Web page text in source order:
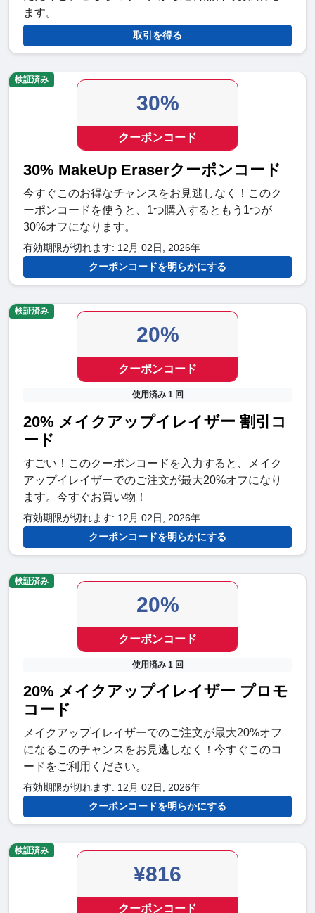
ます。
取引を得る
30%
クーポンコード
30% MakeUp Eraserクーポンコード
今すぐこのお得なチャンスをお見逃しなく！このク
ーポンコードを使うと、1つ購入するともう1つが
30%オフになります。
有効期限が切れます: 12月 02日, 2026年
クーポンコードを明らかにする
検証済み
20%
クーポンコード
使用済み 1 回
20% メイクアップイレイザー 割引コ
ード
すごい！このクーポンコードを入力すると、メイク
アップイレイザーでのご注文が最大20%オフになり
ます。今すぐお買い物！
有効期限が切れます: 12月 02日, 2026年
クーポンコードを明らかにする
検証済み
20%
クーポンコード
使用済み 1 回
20% メイクアップイレイザー プロモ
コード
メイクアップイレイザーでのご注文が最大20%オフ
になるこのチャンスをお見逃しなく！今すぐこのコ
ードをご利用ください。
有効期限が切れます: 12月 02日, 2026年
クーポンコードを明らかにする
検証済み
¥816
クーポンコード
検証済み